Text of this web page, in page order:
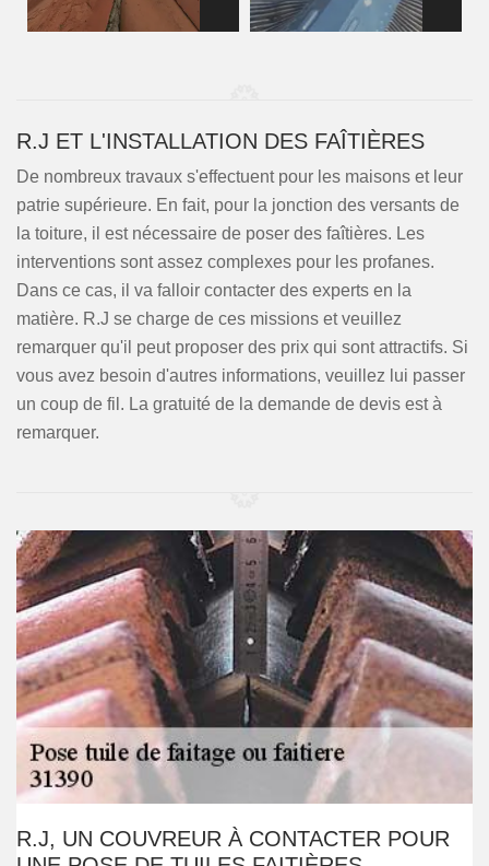
R.J ET L'INSTALLATION DES FAÎTIÈRES
De nombreux travaux s'effectuent pour les maisons et leur
patrie supérieure. En fait, pour la jonction des versants de
la toiture, il est nécessaire de poser des faîtières. Les
interventions sont assez complexes pour les profanes.
Dans ce cas, il va falloir contacter des experts en la
matière. R.J se charge de ces missions et veuillez
remarquer qu'il peut proposer des prix qui sont attractifs. Si
vous avez besoin d'autres informations, veuillez lui passer
un coup de fil. La gratuité de la demande de devis est à
remarquer.
R.J, UN COUVREUR À CONTACTER POUR